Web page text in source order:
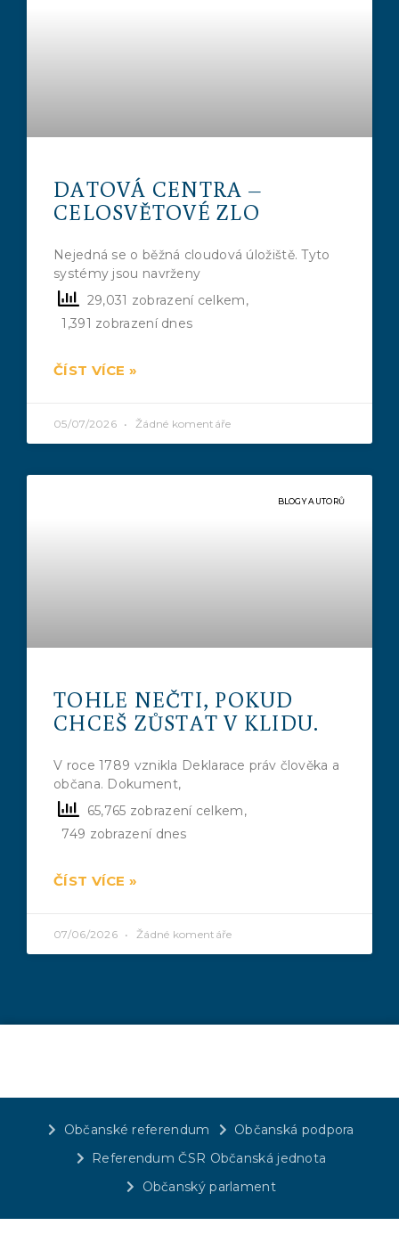
DATOVÁ CENTRA –
CELOSVĚTOVÉ ZLO
Nejedná se o běžná cloudová úložiště. Tyto
systémy jsou navrženy
29,031 zobrazení celkem,
1,391 zobrazení dnes
ČÍST VÍCE »
05/07/2026 Žádné komentáře
BLOGY AUTORŮ
TOHLE NEČTI, POKUD
CHCEŠ ZŮSTAT V KLIDU.
V roce 1789 vznikla Deklarace práv člověka a
občana. Dokument,
65,765 zobrazení celkem,
749 zobrazení dnes
ČÍST VÍCE »
07/06/2026 Žádné komentáře
Občanské referendum
Občanská podpora
Referendum ČSR Občanská jednota
Občanský parlament